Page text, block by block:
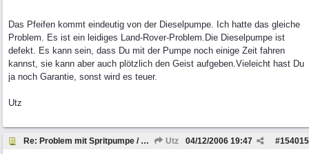
Das Pfeifen kommt eindeutig von der Dieselpumpe. Ich hatte das gleiche
Problem. Es ist ein leidiges Land-Rover-Problem.Die Dieselpumpe ist
defekt. Es kann sein, dass Du mit der Pumpe noch einige Zeit fahren
kannst, sie kann aber auch plötzlich den Geist aufgeben.Vieleicht hast Du
ja noch Garantie, sonst wird es teuer.
Utz
Re: Problem mit Spritpumpe / Gasannahme Utz #154015
04/12/2006 19:47